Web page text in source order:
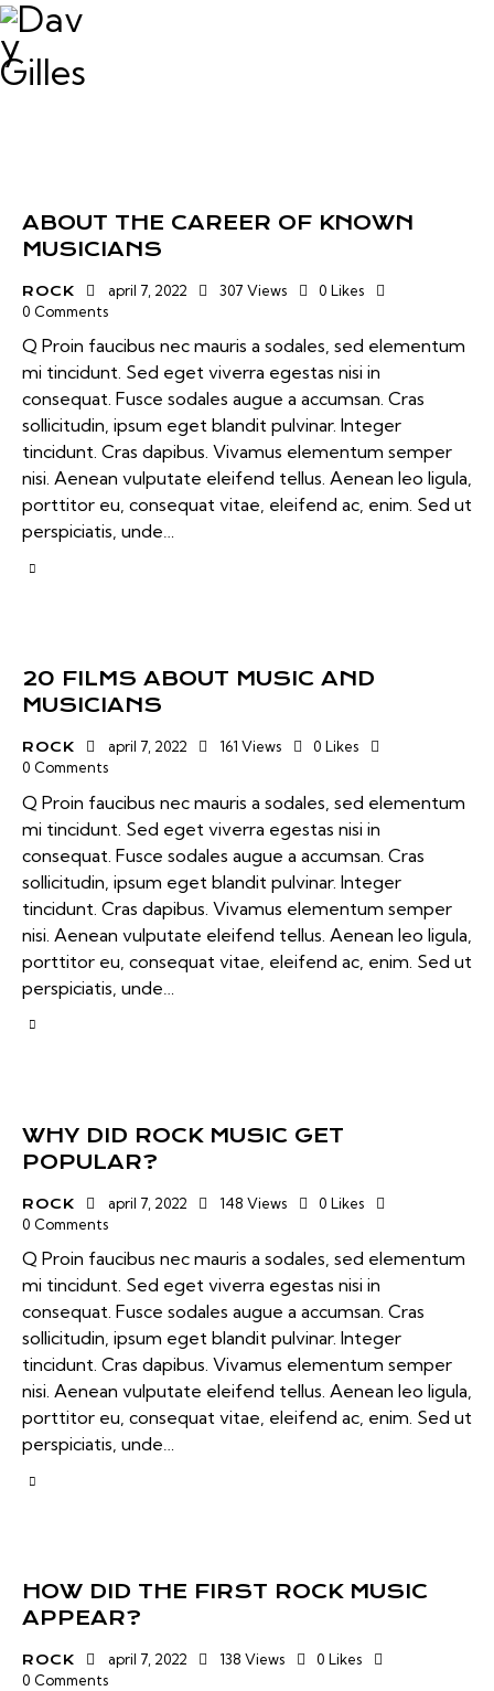
ABOUT THE CAREER OF KNOWN
MUSICIANS
ROCK april 7, 2022 307 Views 0 Likes
0 Comments
Q Proin faucibus nec mauris a sodales, sed elementum
mi tincidunt. Sed eget viverra egestas nisi in
consequat. Fusce sodales augue a accumsan. Cras
sollicitudin, ipsum eget blandit pulvinar. Integer
tincidunt. Cras dapibus. Vivamus elementum semper
nisi. Aenean vulputate eleifend tellus. Aenean leo ligula,
porttitor eu, consequat vitae, eleifend ac, enim. Sed ut
perspiciatis, unde…
20 FILMS ABOUT MUSIC AND
MUSICIANS
ROCK april 7, 2022 161 Views 0 Likes
0 Comments
Q Proin faucibus nec mauris a sodales, sed elementum
mi tincidunt. Sed eget viverra egestas nisi in
consequat. Fusce sodales augue a accumsan. Cras
sollicitudin, ipsum eget blandit pulvinar. Integer
tincidunt. Cras dapibus. Vivamus elementum semper
nisi. Aenean vulputate eleifend tellus. Aenean leo ligula,
porttitor eu, consequat vitae, eleifend ac, enim. Sed ut
perspiciatis, unde…
WHY DID ROCK MUSIC GET
POPULAR?
ROCK april 7, 2022 148 Views 0 Likes
0 Comments
Q Proin faucibus nec mauris a sodales, sed elementum
mi tincidunt. Sed eget viverra egestas nisi in
consequat. Fusce sodales augue a accumsan. Cras
sollicitudin, ipsum eget blandit pulvinar. Integer
tincidunt. Cras dapibus. Vivamus elementum semper
nisi. Aenean vulputate eleifend tellus. Aenean leo ligula,
porttitor eu, consequat vitae, eleifend ac, enim. Sed ut
perspiciatis, unde…
HOW DID THE FIRST ROCK MUSIC
APPEAR?
ROCK april 7, 2022 138 Views 0 Likes
0 Comments